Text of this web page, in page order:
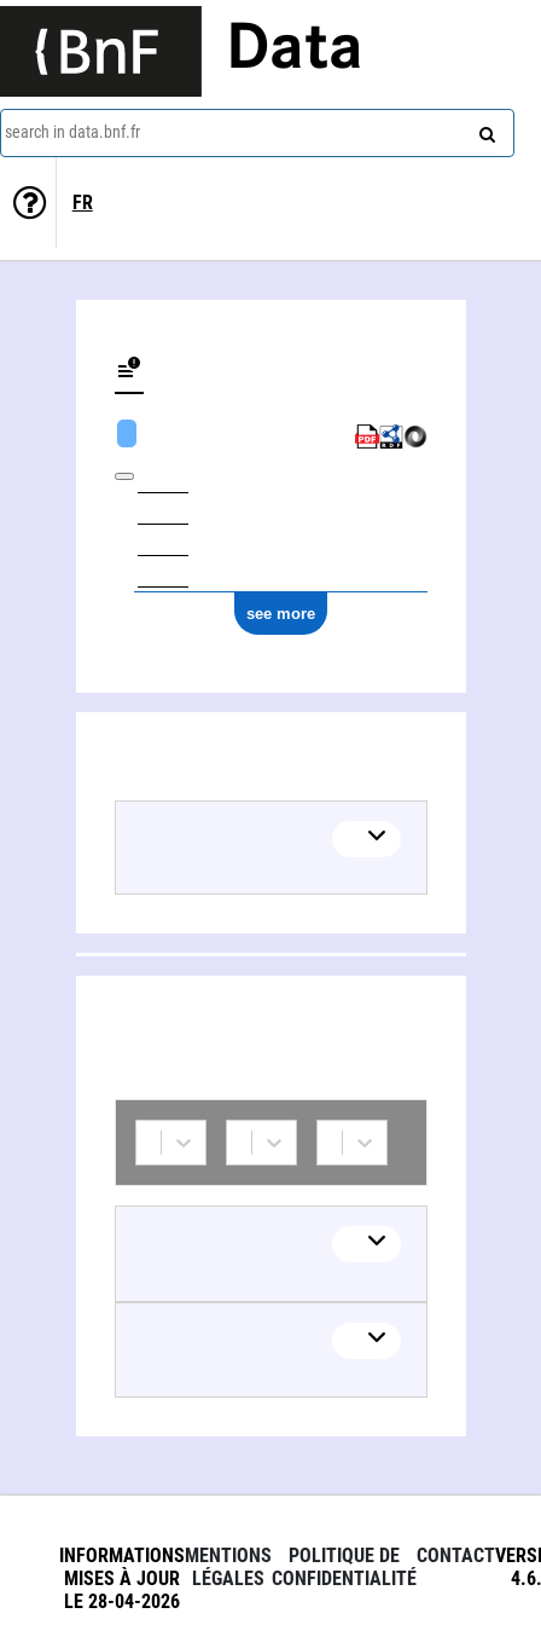
Data
search in data.bnf.fr
FR
see more
INFORMATIONS
MISES À JOUR
LE 28-04-2026
MENTIONS
LÉGALES
POLITIQUE DE
CONFIDENTIALITÉ
CONTACT